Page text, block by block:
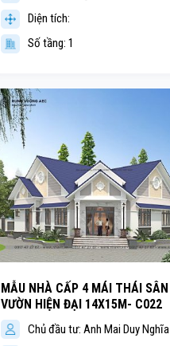
Diện tích:
Số tầng: 1
MẪU NHÀ CẤP 4 MÁI THÁI SÂN
VƯỜN HIỆN ĐẠI 14X15M- C022
Chủ đầu tư: Anh Mai Duy Nghĩa